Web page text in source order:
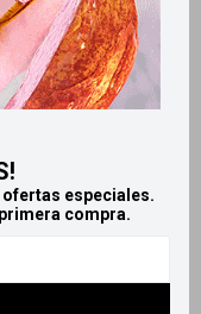
especiales.
compra.